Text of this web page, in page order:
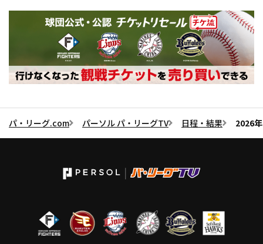
パ・リーグ.com パーソル パ・リーグTV 日程・結果 2026